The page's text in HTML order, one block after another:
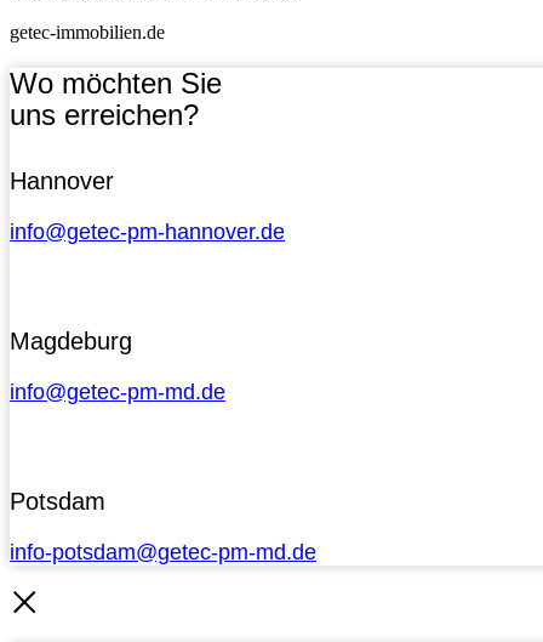
getec-immobilien.de
Wo möchten Sie
uns erreichen?
Hannover
info@getec-pm-hannover.de
Magdeburg
info@getec-pm-md.de
Potsdam
info-potsdam@getec-pm-md.de